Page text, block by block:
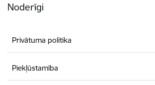
Noderīgi
Privātuma politika
Piekļūstamība